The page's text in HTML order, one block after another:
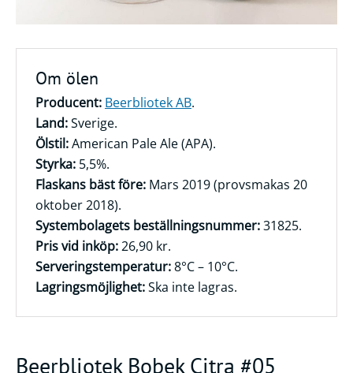
Om ölen
Producent: Beerbliotek AB.
Land:Sverige.
Ölstil:American Pale Ale (APA).
Styrka: 5,5%.
Flaskans bäst före: Mars 2019 (provsmakas 20
oktober 2018).
Systembolagets beställningsnummer:31825.
Pris vid inköp:26,90 kr.
Serveringstemperatur:8°C – 10°C.
Lagringsmöjlighet:Ska inte lagras.
Beerbliotek Bobek Citra #05